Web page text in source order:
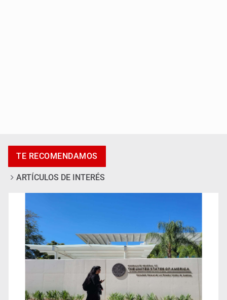
Llaman a mantener legado de Alcalde
TE RECOMENDAMOS
ARTÍCULOS DE INTERÉS